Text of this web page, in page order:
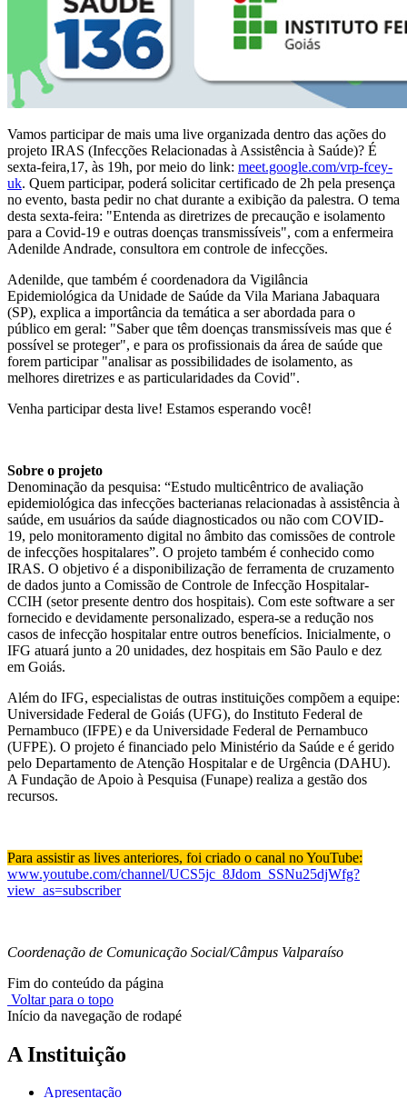
Vamos participar de mais uma live organizada dentro das ações do
projeto IRAS (Infecções Relacionadas à Assistência à Saúde)? É
sexta-feira,17, às 19h, por meio do link: meet.google.com/vrp-fcey-
uk. Quem participar, poderá solicitar certificado de 2h pela presença
no evento, basta pedir no chat durante a exibição da palestra. O tema
desta sexta-feira: "Entenda as diretrizes de precaução e isolamento
para a Covid-19 e outras doenças transmissíveis", com a enfermeira
Adenilde Andrade, consultora em controle de infecções.
Adenilde, que também é coordenadora da Vigilância
Epidemiológica da Unidade de Saúde da Vila Mariana Jabaquara
(SP), explica a importância da temática a ser abordada para o
público em geral: "Saber que têm doenças transmissíveis mas que é
possível se proteger", e para os profissionais da área de saúde que
forem participar "analisar as possibilidades de isolamento, as
melhores diretrizes e as particularidades da Covid".
Venha participar desta live! Estamos esperando você!
Sobre o projeto
Denominação da pesquisa: “Estudo multicêntrico de avaliação
epidemiológica das infecções bacterianas relacionadas à assistência à
saúde, em usuários da saúde diagnosticados ou não com COVID-
19, pelo monitoramento digital no âmbito das comissões de controle
de infecções hospitalares”. O projeto também é conhecido como
IRAS. O objetivo é a disponibilização de ferramenta de cruzamento
de dados junto a Comissão de Controle de Infecção Hospitalar-
CCIH (setor presente dentro dos hospitais). Com este software a ser
fornecido e devidamente personalizado, espera-se a redução nos
casos de infecção hospitalar entre outros benefícios. Inicialmente, o
IFG atuará junto a 20 unidades, dez hospitais em São Paulo e dez
em Goiás.
Além do IFG, especialistas de outras instituições compõem a equipe:
Universidade Federal de Goiás (UFG), do Instituto Federal de
Pernambuco (IFPE) e da Universidade Federal de Pernambuco
(UFPE). O projeto é financiado pelo Ministério da Saúde e é gerido
pelo Departamento de Atenção Hospitalar e de Urgência (DAHU).
A Fundação de Apoio à Pesquisa (Funape) realiza a gestão dos
recursos.
Para assistir as lives anteriores, foi criado o canal no YouTube:
www.youtube.com/channel/UCS5jc_8Jdom_SSNu25djWfg?
view_as=subscriber
Coordenação de Comunicação Social/Câmpus Valparaíso
Fim do conteúdo da página
Voltar para o topo
Início da navegação de rodapé
A Instituição
Apresentação